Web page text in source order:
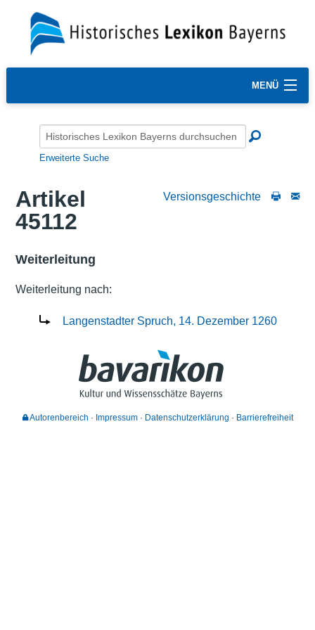
MENÜ
Erweiterte Suche
Versionsgeschichte
Artikel
45112
Weiterleitung
Weiterleitung nach:
Langenstadter Spruch, 14. Dezember 1260
Autorenbereich Impressum Datenschutzerklärung Barrierefreiheit